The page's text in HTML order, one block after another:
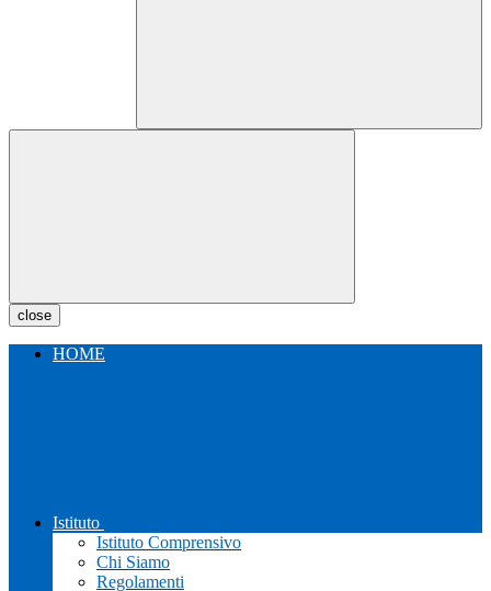
close
HOME
Istituto
Istituto Comprensivo
Chi Siamo
Regolamenti